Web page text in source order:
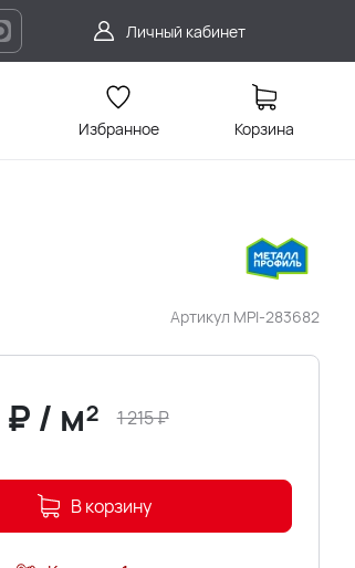
Личный кабинет
Избранное Корзина
Артикул MPI-283682
₽ / м² 1 215₽
В корзину